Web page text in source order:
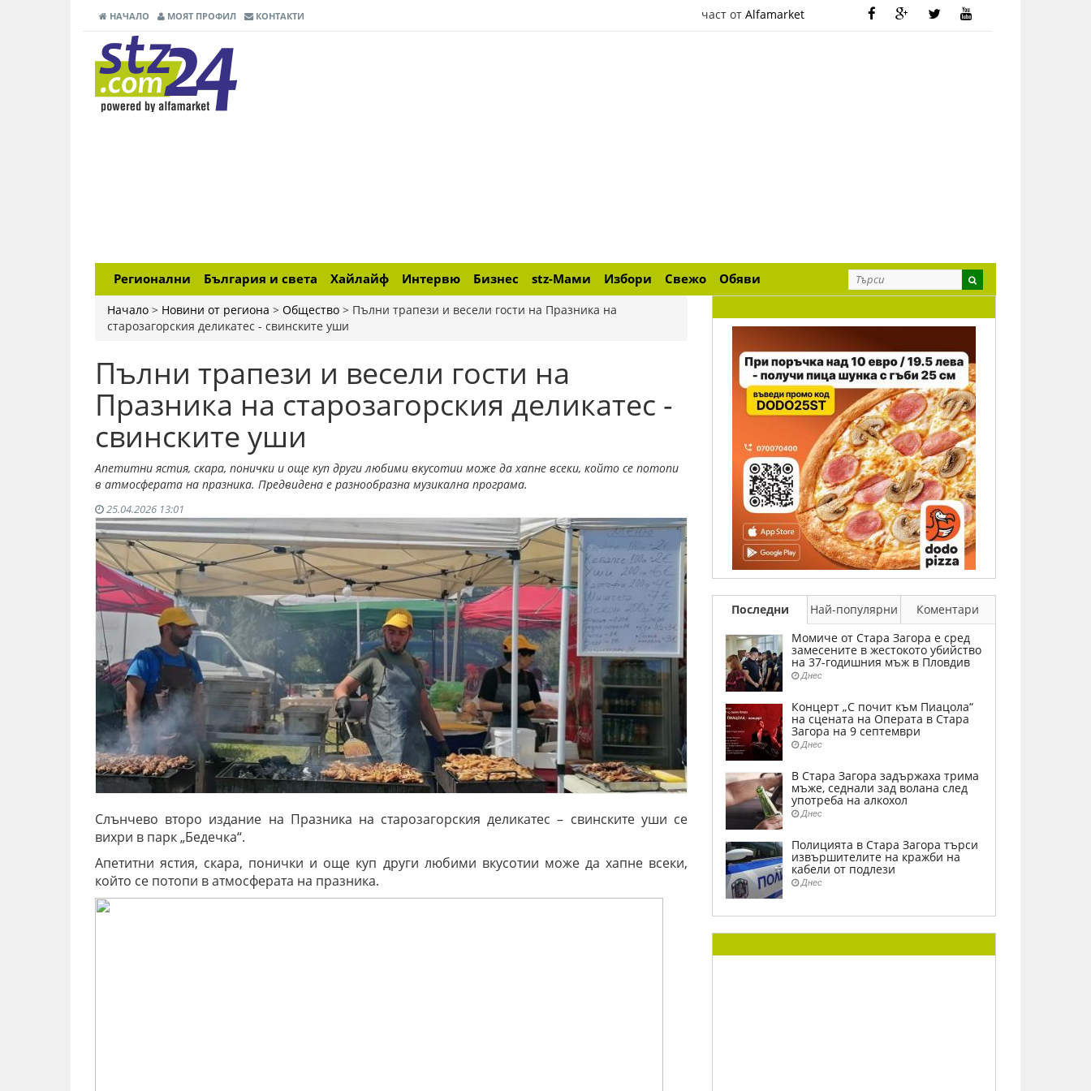
НАЧАЛО МОЯТ ПРОФИЛ КОНТАКТИ част от Alfamarket
Регионални България и света Хайлайф Интервю Бизнес stz-Мами Избори Свежо Обяви
Начало > Новини от региона > Общество > Пълни трапези и весели гости на Празника на
старозагорския деликатес - свинските уши
Пълни трапези и весели гости на
Празника на старозагорския деликатес -
свинските уши
Апетитни ястия, скара, понички и още куп други любими вкусотии може да хапне всеки, който се потопи
в атмосферата на празника. Предвидена е разнообразна музикална програма.
25.04.2026 13:01
Слънчево второ издание на Празника на старозагорския деликатес – свинските уши се
вихри в парк „Бедечка“.
Апетитни ястия, скара, понички и още куп други любими вкусотии може да хапне всеки,
който се потопи в атмосферата на празника.
Последни Най-популярни
Коментари
Момиче от Стара Загора е сред
замесените в жестокото убийство
на 37-годишния мъж в Пловдив
Днес
Концерт „С почит към Пиацола“
на сцената на Операта в Стара
Загора на 9 септември
Днес
В Стара Загора задържаха трима
мъже, седнали зад волана след
употреба на алкохол
Днес
Полицията в Стара Загора търси
извършителите на кражби на
кабели от подлези
Днес